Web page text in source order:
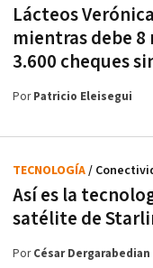
Lácteos
mientras debe 8
3.600 cheques
PorPatricio Eleisegui
Así es la
satélite de
TECNOLOGÍA/
PorCésar Dergarabedian